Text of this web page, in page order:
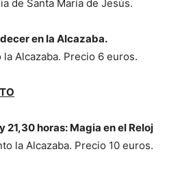
de Santa María de Jesús.
en la Alcazaba.
la Alcazaba. Precio 6 euros.
21,30 horas: Magia en el Reloj
la Alcazaba. Precio 10 euros.